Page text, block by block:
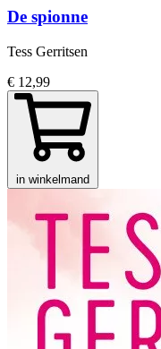
De spionne
Tess Gerritsen
€ 12,99
in winkelmand